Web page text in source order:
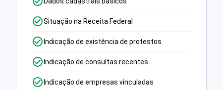
Situação na Receita Federal
Indicação de existência de protestos
Indicação de consultas recentes
Indicação de empresas vinculadas